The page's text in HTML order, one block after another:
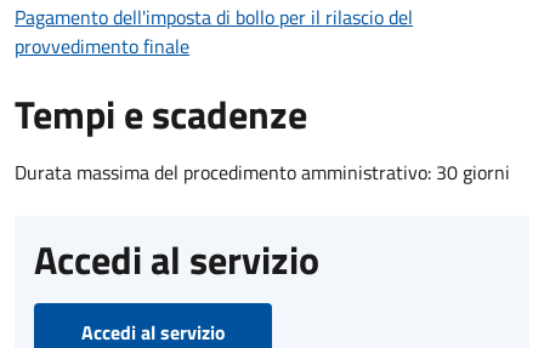
Pagamento dell'imposta di bollo per il rilascio del
provvedimento finale
Tempi e scadenze
Durata massima del procedimento amministrativo: 30 giorni
Accedi al servizio
Accedi al servizio